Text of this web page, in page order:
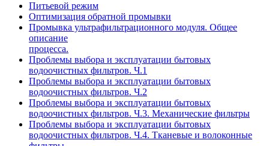
Питьевой режим
Оптимизация обратной промывки
Промывка ультрафильтрационного модуля. Общее
описание
процесса.
Проблемы выбора и эксплуатации бытовых
водоочистных фильтров. Ч.1
Проблемы выбора и эксплуатации бытовых
водоочистных фильтров. Ч.2
Проблемы выбора и эксплуатации бытовых
водоочистных фильтров. Ч.3. Механические фильтры
Проблемы выбора и эксплуатации бытовых
водоочистных фильтров. Ч.4. Тканевые и волоконные